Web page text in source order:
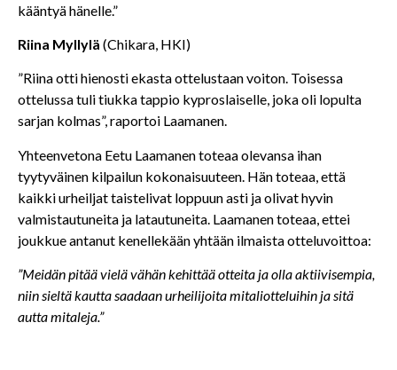
kääntyä hänelle.”
Riina Myllylä (Chikara, HKI)
”Riina otti hienosti ekasta ottelustaan voiton. Toisessa
ottelussa tuli tiukka tappio kyproslaiselle, joka oli lopulta
sarjan kolmas”, raportoi Laamanen.
Yhteenvetona Eetu Laamanen toteaa olevansa ihan
tyytyväinen kilpailun kokonaisuuteen. Hän toteaa, että
kaikki urheiljat taistelivat loppuun asti ja olivat hyvin
valmistautuneita ja latautuneita. Laamanen toteaa, ettei
joukkue antanut kenellekään yhtään ilmaista otteluvoittoa:
”Meidän pitää vielä vähän kehittää otteita ja olla aktiivisempia,
niin sieltä kautta saadaan urheilijoita mitaliotteluihin ja sitä
autta mitaleja.”